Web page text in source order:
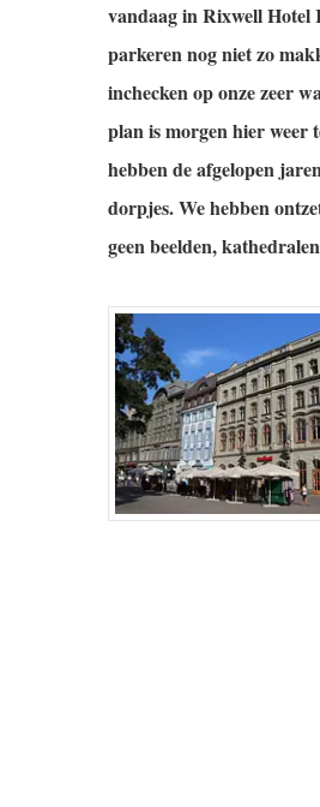
vandaag in Rixwell
parkeren nog niet zo
inchecken op onze zeer
plan is morgen hier weer
hebben de afgelopen
dorpjes.We hebben
geen beelden,